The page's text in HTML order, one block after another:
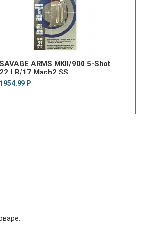
SAVAGE ARMS MKII/900 5-Shot
22 LR/17 Mach2 SS
1954.99 Р